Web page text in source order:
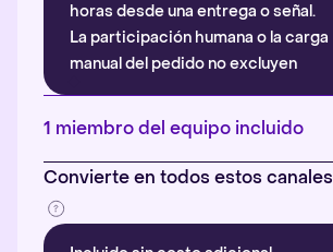
horas desde una entrega o señal.
La participación humana o la carga
manual del pedido no excluyen
automáticamente la atribución.
Más información
1 miembro del equipo incluido
Convierte en todos estos canales